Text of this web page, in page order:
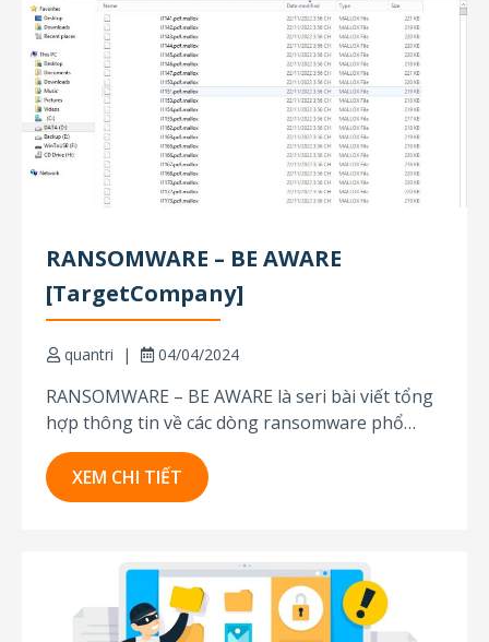
RANSOMWARE – BE AWARE
[TargetCompany]
quantri 04/04/2024
RANSOMWARE – BE AWARE là seri bài viết tổng
hợp thông tin về các dòng ransomware phổ
biến và cách phòng chống chúng, được thực
hiện bởi những chuyên gia của HTI Services với
hơn 15 năm kinh nghiệm trong lĩnh vực bảo mật
XEM CHI TIẾT